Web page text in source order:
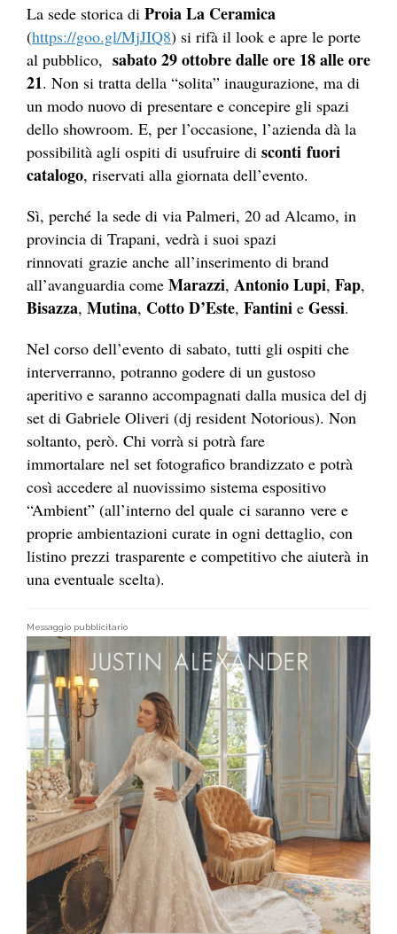
La sede storica di Proia La Ceramica
(https://goo.gl/MjJIQ8) si rifà il look e apre le porte
al pubblico, sabato 29 ottobre dalle ore 18 alle ore
21. Non si tratta della “solita” inaugurazione, ma di
un modo nuovo di presentare e concepire gli spazi
dello showroom. E, per l’occasione, l’azienda dà la
possibilità agli ospiti di usufruire di sconti fuori
catalogo, riservati alla giornata dell’evento.
Sì, perché la sede di via Palmeri, 20 ad Alcamo, in
provincia di Trapani, vedrà i suoi spazi
rinnovati grazie anche all’inserimento di brand
all’avanguardia come Marazzi, Antonio Lupi, Fap,
Bisazza, Mutina, Cotto D’Este, Fantini e Gessi.
Nel corso dell’evento di sabato, tutti gli ospiti che
interverranno, potranno godere di un gustoso
aperitivo e saranno accompagnati dalla musica del dj
set di Gabriele Oliveri (dj resident Notorious). Non
soltanto, però. Chi vorrà si potrà fare
immortalare nel set fotografico brandizzato e potrà
così accedere al nuovissimo sistema espositivo
“Ambient” (all’interno del quale ci saranno vere e
proprie ambientazioni curate in ogni dettaglio, con
listino prezzi trasparente e competitivo che aiuterà in
una eventuale scelta).
Messaggio pubblicitario